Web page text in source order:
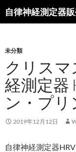
ン
ツ
ス
キ
ッ
プ
検
索
未分類
クリス
経測定器
ン・プリ
2019年12月12日
自律神経測定器